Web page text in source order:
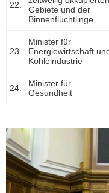
22.
Gebiete und der
Binnenflüchtlinge
23.
Minister für
Energiewirtschaft
Kohleindustrie
24.
Minister für
Gesundheit